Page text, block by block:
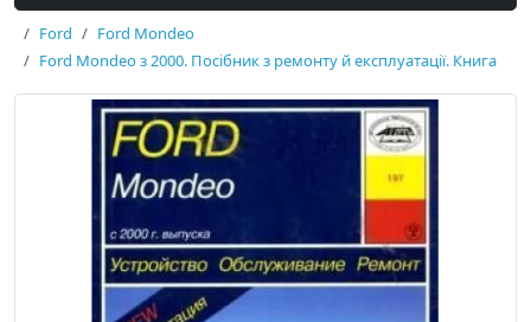
Ford
Ford Mondeo
Ford Mondeo з 2000. Посібник з ремонту й експлуатації. Книга